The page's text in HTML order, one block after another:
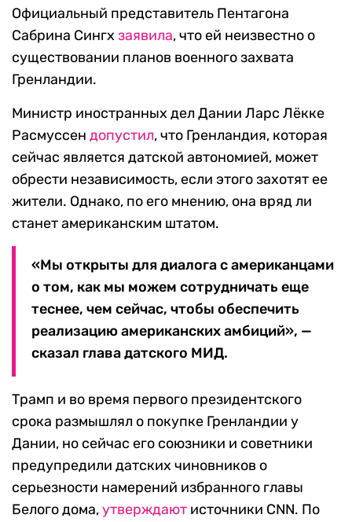
Официальный представитель Пентагона
Сабрина Сингх заявила, что ей неизвестно о
существовании планов военного захвата
Гренландии.
Министр иностранных дел Дании Ларс Лёкке
Расмуссен допустил, что Гренландия, которая
сейчас является датской автономией, может
обрести независимость, если этого захотят ее
жители. Однако, по его мнению, она вряд ли
станет американским штатом.
«Мы открыты для диалога с американцами
о том, как мы можем сотрудничать еще
теснее, чем сейчас, чтобы обеспечить
реализацию американских амбиций», —
сказал глава датского МИД.
Трамп и во время первого президентского
срока размышлял о покупке Гренландии у
Дании, но сейчас его союзники и советники
предупредили датских чиновников о
серьезности намерений избранного главы
Белого дома,утверждают источники CNN. По